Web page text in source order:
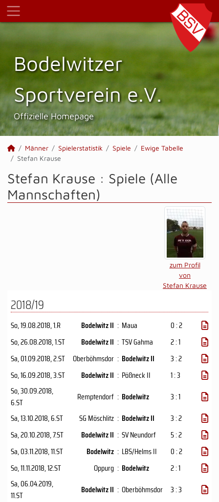
Bodelwitzer
Sportverein e.V.
Offizielle Homepage
Männer Spielerstatistik Spiele
Ewige Tabelle
Stefan Krause
Stefan Krause : Spiele (Alle
Mannschaften)
zum Profil
von
Stefan Krause
2018/19
So, 19.08.2018, 1.R Bodelwitz II : Maua
0 : 2
So, 26.08.2018, 1.ST Bodelwitz II : TSV Gahma
2 : 1
Sa, 01.09.2018, 2.ST Oberböhmsdor : Bodelwitz II
3 : 2
So, 16.09.2018, 3.ST Bodelwitz II : Pößneck II
1 : 3
So, 30.09.2018,
6.ST
Remptendorf : Bodelwitz
3 : 1
Sa, 13.10.2018, 6.ST SG Möschlitz : Bodelwitz II
3 : 2
Sa, 20.10.2018, 7.ST Bodelwitz II : SV Neundorf
5 : 2
Sa, 03.11.2018, 11.ST Bodelwitz : LBS/Helms II
0 : 2
So, 11.11.2018, 12.ST Oppurg : Bodelwitz
2 : 1
Sa, 06.04.2019,
11.ST
Bodelwitz II : Oberböhmsdor
3 : 3